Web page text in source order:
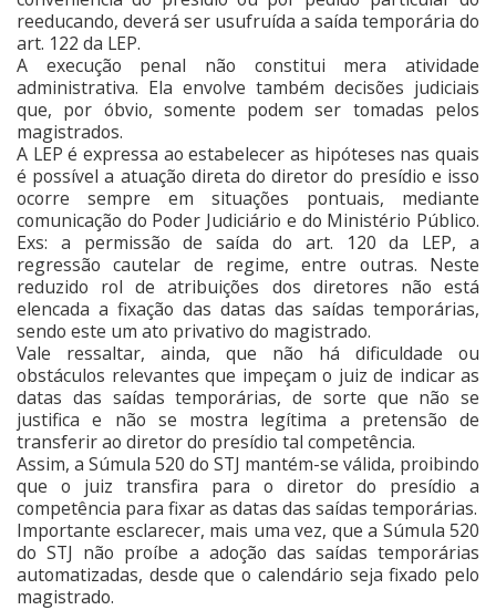
reeducando, deverá ser usufruída a saída temporária do
art. 122 da LEP.
A execução penal não constitui mera atividade
administrativa. Ela envolve também decisões judiciais
que, por óbvio, somente podem ser tomadas pelos
magistrados.
A LEP é expressa ao estabelecer as hipóteses nas quais
é possível a atuação direta do diretor do presídio e isso
ocorre sempre em situações pontuais, mediante
comunicação do Poder Judiciário e do Ministério Público.
Exs: a permissão de saída do art. 120 da LEP, a
regressão cautelar de regime, entre outras. Neste
reduzido rol de atribuições dos diretores não está
elencada a fixação das datas das saídas temporárias,
sendo este um ato privativo do magistrado.
Vale ressaltar, ainda, que não há dificuldade ou
obstáculos relevantes que impeçam o juiz de indicar as
datas das saídas temporárias, de sorte que não se
justifica e não se mostra legítima a pretensão de
transferir ao diretor do presídio tal competência.
Assim, a Súmula 520 do STJ mantém-se válida, proibindo
que o juiz transfira para o diretor do presídio a
competência para fixar as datas das saídas temporárias.
Importante esclarecer, mais uma vez, que a Súmula 520
do STJ não proíbe a adoção das saídas temporárias
automatizadas, desde que o calendário seja fixado pelo
magistrado.